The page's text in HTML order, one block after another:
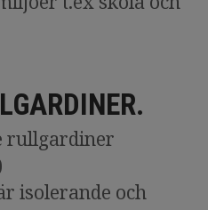
rullgardiner
isolerande och